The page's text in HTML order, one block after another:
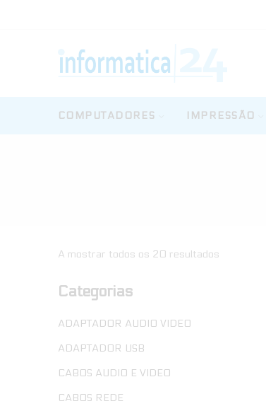
COMPUTADORES IMPRESSÃO
A mostrar todos os 20 resultados
Categorias
ADAPTADOR AUDIO VIDEO
ADAPTADOR USB
CABOS AUDIO E VIDEO
CABOS REDE